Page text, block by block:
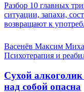
Разбор 10 главных
ситуации, запахи,
возвращают к
Васенёв Максим
Психотерапия и
Сухой алкоголик
над собой опасна